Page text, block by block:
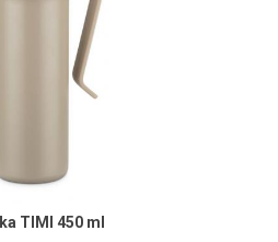
TIMI 450 ml